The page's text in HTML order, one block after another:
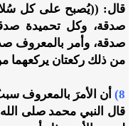
قال: ((يُصبح على كل
صدقة، وكل تحميدة
صدقة، وأمر بالمعروف
من ذلك ركعتان
8)
أن الأمرَ بالمعروف
قال النبي محمد صلى